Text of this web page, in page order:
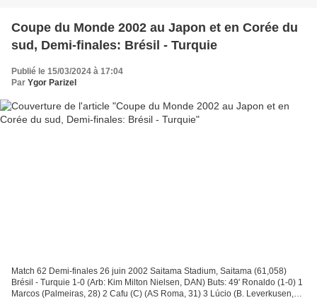
Coupe du Monde 2002 au Japon et en Corée du
sud, Demi-finales: Brésil - Turquie
Publié le 15/03/2024 à 17:04
Par Ygor Parizel
Match 62 Demi-finales 26 juin 2002 Saitama Stadium, Saitama (61,058)
Brésil - Turquie 1-0 (Arb: Kim Milton Nielsen, DAN) Buts: 49' Ronaldo (1-0) 1
Marcos (Palmeiras, 28) 2 Cafu (C) (AS Roma, 31) 3 Lúcio (B. Leverkusen,